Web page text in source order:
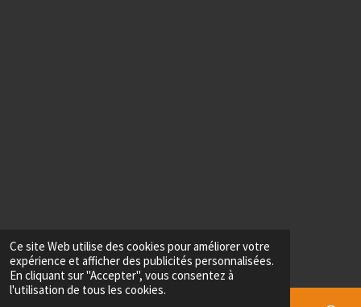
Ce site Web utilise des cookies pour améliorer votre
expérience et afficher des publicités personnalisées.
En cliquant sur "Accepter", vous consentez à
l'utilisation de tous les cookies.